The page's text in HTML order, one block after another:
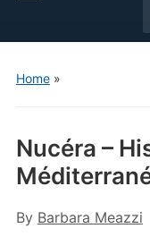
Home»
Nucéra –
By Barbara Meazzi